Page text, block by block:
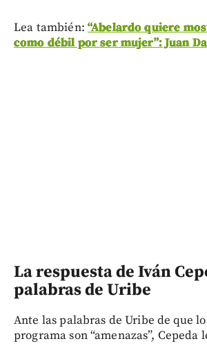
Lea también: “Abelardo quiere
como débil por ser mujer”: Juan
La respuesta de Iván
palabras de Uribe
Ante las palabras de Uribe de que
programa son “amenazas”, Cepeda